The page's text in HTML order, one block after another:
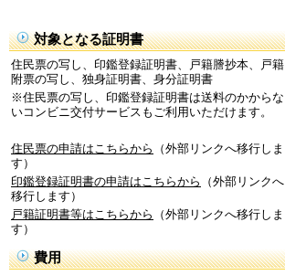
対象となる証明書
住民票の写し、印鑑登録証明書、戸籍謄抄本、戸籍
附票の写し、独身証明書、身分証明書
※住民票の写し、印鑑登録証明書は送料のかからな
いコンビニ交付サービスもご利用いただけます。
住民票の申請はこちらから
（外部リンクへ移行しま
す）
印鑑登録証明書の申請はこちらから
（外部リンクへ
移行します）
戸籍証明書等はこちらから
（外部リンクへ移行しま
す）
費用